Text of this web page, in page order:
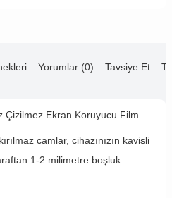
Yorumlar (0) Tavsiye Et
Çizilmez Ekran Koruyucu Film
camlar, cihazınızın kavisli
1-2 milimetre boşluk